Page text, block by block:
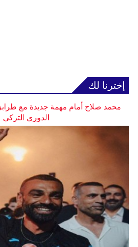
إخترنا لك
محمد صلاح أمام مهمة جديدة مع
الدوري التركي